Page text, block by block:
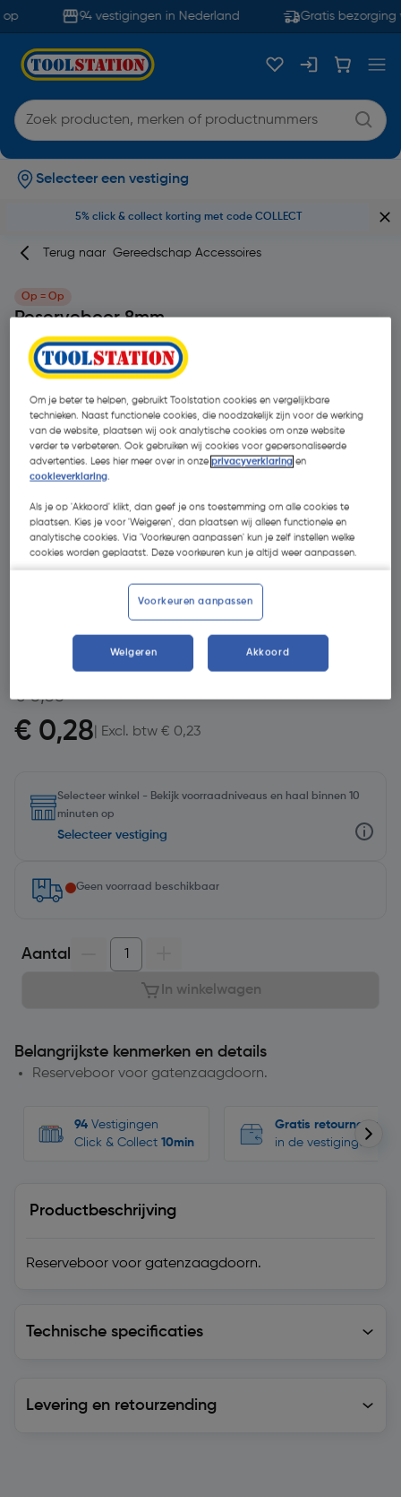
94 vestigingen in Nederland Gratis bezorging
Selecteer een vestiging
5% click & collect korting met code COLLECT
Terug naar Gereedschap Accessoires
Op = Op
Reserveboor 8mm
MerkSpectre Productcode: 11362
- 22 %
€ 0,36
€ 0,28 | Excl. btw € 0,23
Selecteer winkel - Bekijk voorraadniveaus en haal binnen 10
minuten op
Selecteer vestiging
Geen voorraad beschikbaar
Aantal
In winkelwagen
Belangrijkste kenmerken en details
Reserveboor voor gatenzaagdoorn.
94 Vestigingen
Click & Collect 10min
Gratis retourneren
in de vestigingen
Productbeschrijving
Reserveboor voor gatenzaagdoorn.
Technische specificaties
Levering en retourzending
Om je beter te helpen, gebruikt Toolstation cookies en vergelijkbare
technieken. Naast functionele cookies, die noodzakelijk zijn voor de werking
van de website, plaatsen wij ook analytische cookies om onze website
verder te verbeteren. Ook gebruiken wij cookies voor gepersonaliseerde
advertenties. Lees hier meer over in onzeprivacyverklaring en
cookieverklaring.
Als je op 'Akkoord' klikt, dan geef je ons toestemming om alle cookies te
plaatsen. Kies je voor 'Weigeren', dan plaatsen wij alleen functionele en
analytische cookies. Via 'Voorkeuren aanpassen' kun je zelf instellen welke
cookies worden geplaatst. Deze voorkeuren kun je altijd weer aanpassen.
Voorkeuren aanpassen
Weigeren Akkoord